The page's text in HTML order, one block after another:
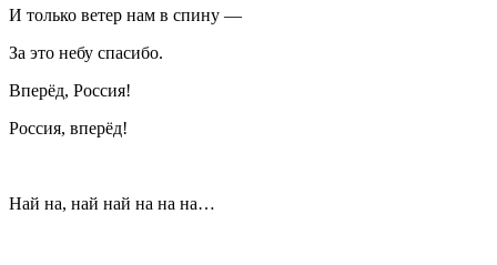
И только ветер нам в спину —
За это небу спасибо.
Вперёд, Россия!
Россия, вперёд!
Най на, най най на на на…